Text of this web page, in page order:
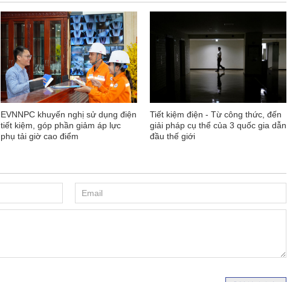
EVNNPC khuyến nghị sử dụng điện
tiết kiệm, góp phần giảm áp lực
phụ tải giờ cao điểm
Tiết kiệm điện - Từ công thức, đến
giải pháp cụ thể của 3 quốc gia dẫn
đầu thế giới